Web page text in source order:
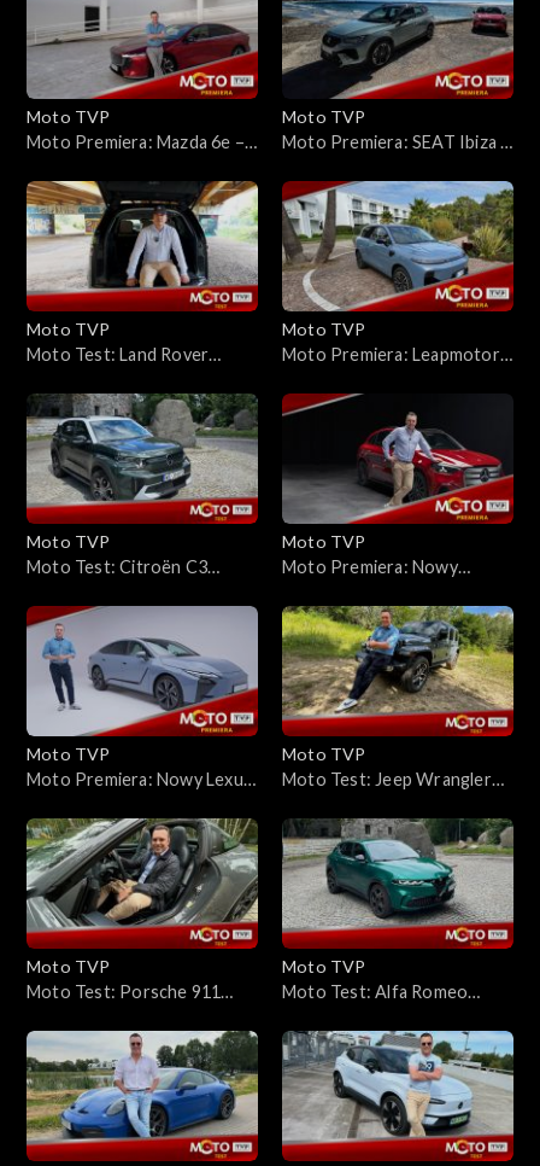
Moto TVP
Moto Premiera: Mazda 6e –
Wygląda jak Mazda. Czy
jeździ jak Mazda?
Moto TVP
Moto Premiera: SEAT Ibiza i
dwa charaktery, jeden cel
Moto TVP
Moto Test: Land Rover
arystokrata, który wciąż
potrafi zjechać z asfaltu
Moto TVP
Moto Premiera: Leapmotor
test
Moto TVP
Moto Test: Citroën C3
szukamy w nim DNA marki
Moto TVP
Moto Premiera: Nowy
środek ma imponujący, a co z
resztą? Materiał z premiery!
Moto TVP
Moto Premiera: Nowy Lexus
przyszłości?
Moto TVP
Moto Test: Jeep Wrangler
KM
Moto TVP
Moto Test: Porsche 911
najfajniejsza wersja 911?
Moto TVP
Moto Test: Alfa Romeo
sobie DNA, ale czy to DNA
Alfy?